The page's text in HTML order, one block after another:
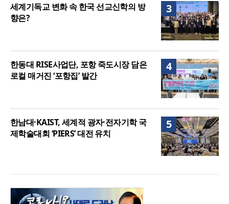
3
세계기독교 변화 속 한국 선교신학의 방
향은?
4
한동대 RISE사업단, 포항 죽도시장 담은
로컬 매거진 ‘포항집’ 발간
5
한남대·KAIST, 세계적 광자·전자기학 국
제학술대회 ‘PIERS’ 대전 유치